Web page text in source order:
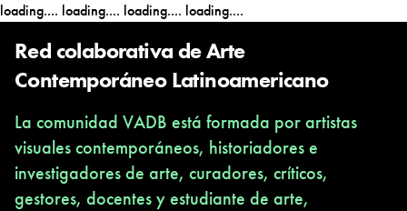
loading.... loading.... loading.... loading....
Red colaborativa de Arte
Contemporáneo Latinoamericano
La comunidad VADB está formada por artistas
visuales contemporáneos, historiadores e
investigadores de arte, curadores, críticos,
gestores, docentes y estudiante de arte,